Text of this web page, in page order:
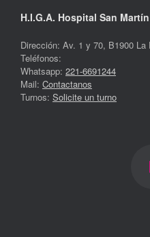
H.I.G.A. Hospital San
Dirección: Av. 1 y 70, B1900
Teléfonos:
Whatsapp: 221-6691244
Mail: Contactanos
Turnos: Solicite un turno